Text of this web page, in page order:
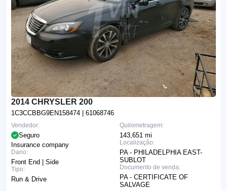
2014 CHRYSLER 200
1C3CCBBG9EN158474 | 61068746
Quilometragem:
143,651 mi
Localização:
PA - PHILADELPHIA EAST-
SUBLOT
Documento de venda:
PA - CERTIFICATE OF
SALVAGE
Vendedor:
Seguro
Insurance company
Dano:
Front End | Side
Tipo:
Run & Drive